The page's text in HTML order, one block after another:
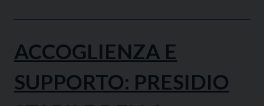
ACCOGLIENZA E
SUPPORTO: PRESIDIO